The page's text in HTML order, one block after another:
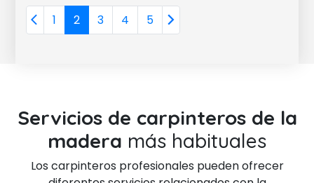
1 2 3 4 5
Servicios de carpinteros de la
madera más habituales
Los carpinteros profesionales pueden ofrecer